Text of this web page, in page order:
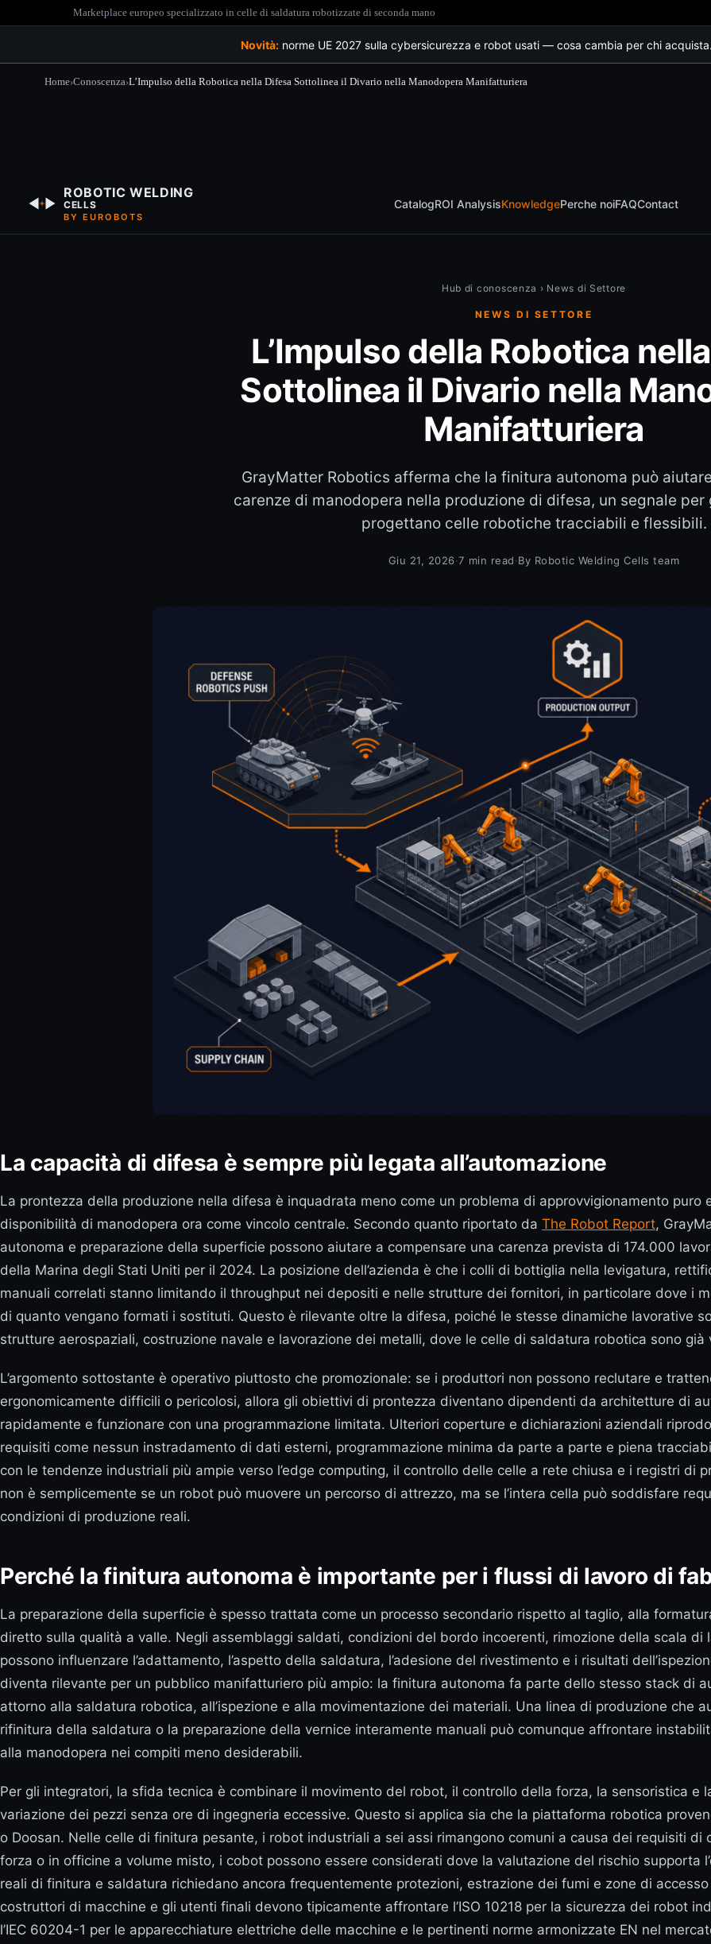
Marketplace europeo specializzato in celle di saldatura robotizzate di seconda mano
Novità:norme UE 2027 sulla cybersicurezza e robot usati — cosa cambia per chi acquista.
Home›Conoscenza›L’Impulso della Robotica nella Difesa Sottolinea il Divario nella Manodopera Manifatturiera
ROBOTIC WELDING
CELLS
BY EUROBOTS
CatalogROI AnalysisKnowledgePerche noiFAQContact
Hub di conoscenza › News di Settore
NEWS DI SETTORE
L’Impulso della Robotica
Sottolinea il Divario nella
Manifatturiera
GrayMatter Robotics afferma che la finitura autonoma può
carenze di manodopera nella produzione di difesa, un segnale
progettano celle robotiche tracciabili e flessibili.
Giu 21, 2026·7 min read·By Robotic Welding Cells team
La capacità di difesa è sempre più legata all’automazione
La prontezza della produzione nella difesa è inquadrata meno come un problema di approvvigionamento
disponibilità di manodopera ora come vincolo centrale. Secondo quanto riportato da The Robot Report,
autonoma e preparazione della superficie possono aiutare a compensare una carenza prevista di 174.000
della Marina degli Stati Uniti per il 2024. La posizione dell’azienda è che i colli di bottiglia nella levigatura,
manuali correlati stanno limitando il throughput nei depositi e nelle strutture dei fornitori, in particolare dove i
di quanto vengano formati i sostituti. Questo è rilevante oltre la difesa, poiché le stesse dinamiche lavorative
strutture aerospaziali, costruzione navale e lavorazione dei metalli, dove le celle di saldatura robotica sono
L’argomento sottostante è operativo piuttosto che promozionale: se i produttori non possono reclutare e
ergonomicamente difficili o pericolosi, allora gli obiettivi di prontezza diventano dipendenti da architetture di
rapidamente e funzionare con una programmazione limitata. Ulteriori coperture e dichiarazioni aziendali
requisiti come nessun instradamento di dati esterni, programmazione minima da parte a parte e piena
con le tendenze industriali più ampie verso l’edge computing, il controllo delle celle a rete chiusa e i registri di
non è semplicemente se un robot può muovere un percorso di attrezzo, ma se l’intera cella può soddisfare
condizioni di produzione reali.
Perché la finitura autonoma è importante per i flussi di lavoro di
La preparazione della superficie è spesso trattata come un processo secondario rispetto al taglio, alla
diretto sulla qualità a valle. Negli assemblaggi saldati, condizioni del bordo incoerenti, rimozione della scala di
possono influenzare l’adattamento, l’aspetto della saldatura, l’adesione del rivestimento e i risultati
diventa rilevante per un pubblico manifatturiero più ampio: la finitura autonoma fa parte dello stesso stack di
attorno alla saldatura robotica, all’ispezione e alla movimentazione dei materiali. Una linea di produzione che
rifinitura della saldatura o la preparazione della vernice interamente manuali può comunque affrontare
alla manodopera nei compiti meno desiderabili.
Per gli integratori, la sfida tecnica è combinare il movimento del robot, il controllo della forza, la sensoristica e
variazione dei pezzi senza ore di ingegneria eccessive. Questo si applica sia che la piattaforma robotica
o Doosan. Nelle celle di finitura pesante, i robot industriali a sei assi rimangono comuni a causa dei requisiti
forza o in officine a volume misto, i cobot possono essere considerati dove la valutazione del rischio supporta
reali di finitura e saldatura richiedano ancora frequentemente protezioni, estrazione dei fumi e zone di
costruttori di macchine e gli utenti finali devono tipicamente affrontare l’ISO 10218 per la sicurezza dei robot
l’IEC 60204-1 per le apparecchiature elettriche delle macchine e le pertinenti norme armonizzate EN nel